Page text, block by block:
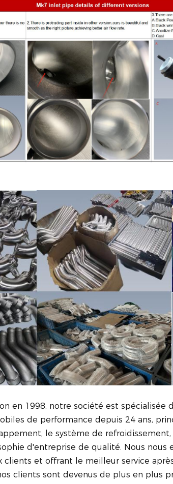
en 1998, notre société est spécialisée
de performance depuis 24 ans,
le système de
d'entreprise de qualité. Nous nous
clients et offrant le meilleur service
clients sont devenus de plus en plus